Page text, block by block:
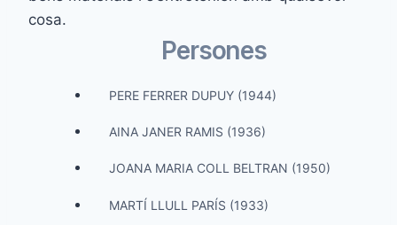
cosa.
Persones
PERE FERRER DUPUY (1944)
AINA JANER RAMIS (1936)
JOANA MARIA COLL BELTRAN (1950)
MARTÍ LLULL PARÍS (1933)